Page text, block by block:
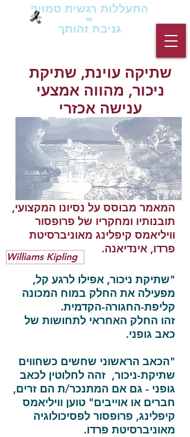
התעללות רגשית סמויה
=
גניבת זהותך
שתיקה עוינת, שתיקת
ניכור, מהווה אמצעי
ענישה אכזרי
המאמר מבוסס על נסיונו המקצועי,
תובנותיו ומחקריו של פרופסור
וויליאמס קיפלינג מאוניברסיטת
פרדו, אינדיאנה.
Williams Kipling
"שתיקת ניכור, אפילו לרגע קל,
מפעילה את החלק במוח המכונה
קליפת-החגורה-הקדמית.
זהו החלק האחראי לתחושות של
כאב גופני.
"הכאב הראשוני שחשים כשחווים
שתיקת-ניכור, זהה לחלוטין לכאב
גופני - גם אם המתנכר/ת הם זרים,
חברים או אוייבים" טוען וויליאמס
קיפלינג, פרופסור לפסיכולוגיה
מאוניברסיטת פרדו.